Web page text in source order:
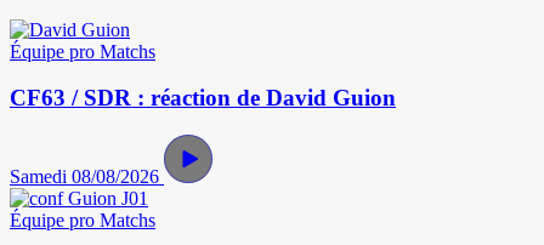
Équipe pro Matchs
CF63 / SDR : réaction de David Guion
Samedi 08/08/2026
Équipe pro Matchs